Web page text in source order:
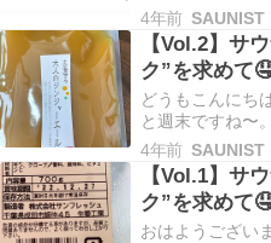
入😰 ）今日はタ
ナチャレンジ80
を書いていきま
論から。「サウ
ナーにとってサ
4年前 SAUNIST
【Vol.2】サ
ク”を求めて
どうもこんにち
と週末ですね〜
で、僕は県内に
んはいかがお過
は「サウナに合
進捗がありまし
と思います😳
4年前 SAUNIST
【Vol.1】サ
ク”を求めて
おはようござい